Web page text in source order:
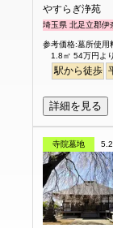
やすらぎ浄苑
埼玉県 北足立郡伊
参考価格:墓所使用
1.8㎡ 54万円より
駅から徒歩
詳細を見る
寺院墓地